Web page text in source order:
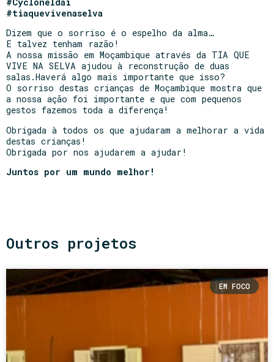
#tiaquevivenaselva
Dizem que o sorriso é o espelho da alma…
E talvez tenham razão!
A nossa missão em Moçambique através da TIA QUE
VIVE NA SELVA ajudou à reconstrução de duas
salas.Haverá algo mais importante que isso?
O sorriso destas crianças de Moçambique mostra que
a nossa ação foi importante e que com pequenos
gestos fazemos toda a diferença!
Obrigada à todos os que ajudaram a melhorar a vida
destas crianças!
Obrigada por nos ajudarem a ajudar!
Juntos por um mundo melhor!
Outros projetos
EM FOCO